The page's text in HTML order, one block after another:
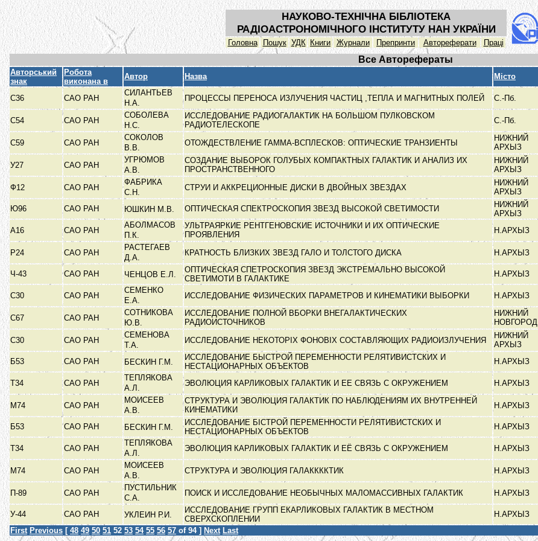
НАУКОВО-ТЕХНІЧНА БІБЛІОТЕКА
РАДІОАСТРОНОМІЧНОГО ІНСТИТУТУ НАН УКРАЇНИ
Головна Пошук УДК Книги Журнали Препринти Автореферати Праці
Все Авторефераты
Авторський
знак
Робота
виконана в
Автор Назва Місто
С36
САО РАН
СИЛАНТЬЕВ
Н.А.
ПРОЦЕССЫ ПЕРЕНОСА ИЗЛУЧЕНИЯ ЧАСТИЦ ,ТЕПЛА И МАГНИТНЫХ ПОЛЕЙ С.-Пб.
С54 САО РАН
СОБОЛЕВА
Н.С.
ИССЛЕДОВАНИЕ РАДИОГАЛАКТИК НА БОЛЬШОМ ПУЛКОВСКОМ
РАДИОТЕЛЕСКОПЕ
С.-Пб.
С59 САО РАН
СОКОЛОВ
В.В.
ОТОЖДЕСТВЛЕНИЕ ГАММА-ВСПЛЕСКОВ: ОПТИЧЕСКИЕ ТРАНЗИЕНТЫ
НИЖНИЙ
АРХЫЗ
У27 САО РАН
УГРЮМОВ
А.В.
СОЗДАНИЕ ВЫБОРОК ГОЛУБЫХ КОМПАКТНЫХ ГАЛАКТИК И АНАЛИЗ ИХ
ПРОСТРАНСТВЕННОГО
НИЖНИЙ
АРХЫЗ
Ф12 САО РАН
ФАБРИКА
С.Н.
СТРУИ И АККРЕЦИОННЫЕ ДИСКИ В ДВОЙНЫХ ЗВЕЗДАХ
НИЖНИЙ
АРХЫЗ
Ю96 САО РАН ЮШКИН М.В. ОПТИЧЕСКАЯ СПЕКТРОСКОПИЯ ЗВЕЗД ВЫСОКОЙ СВЕТИМОСТИ
НИЖНИЙ
АРХЫЗ
А16 САО РАН
АБОЛМАСОВ
П.К.
УЛЬТРАЯРКИЕ РЕНТГЕНОВСКИЕ ИСТОЧНИКИ И ИХ ОПТИЧЕСКИЕ
ПРОЯВЛЕНИЯ
Н.АРХЫЗ
Р24 САО РАН
РАСТЕГАЕВ
Д.А.
КРАТНОСТЬ БЛИЗКИХ ЗВЕЗД ГАЛО И ТОЛСТОГО ДИСКА Н.АРХЫЗ
Ч-43 САО РАН ЧЕНЦОВ Е.Л.
ОПТИЧЕСКАЯ СПЕТРОСКОПИЯ ЗВЕЗД ЭКСТРЕМАЛЬНО ВЫСОКОЙ
СВЕТИМОТИ В ГАЛАКТИКЕ
Н.АРХЫЗ
С30 САО РАН
СЕМЕНКО
Е.А.
ИССЛЕДОВАНИЕ ФИЗИЧЕСКИХ ПАРАМЕТРОВ И КИНЕМАТИКИ ВЫБОРКИ Н.АРХЫЗ
С67 САО РАН
СОТНИКОВА
Ю.В.
ИССЛЕДОВАНИЕ ПОЛНОЙ ВБОРКИ ВНЕГАЛАКТИЧЕСКИХ
РАДИОИСТОЧНИКОВ
НИЖНИЙ
НОВГОРОД
С30 САО РАН
СЕМЕНОВА
Т.А.
ИССЛЕДОВАНИЕ НЕКОТОРІХ ФОНОВІХ СОСТАВЛЯЮЩИХ РАДИОИЗЛУЧЕНИЯ
НИЖНИЙ
АРХЫЗ
Б53 САО РАН БЕСКИН Г.М.
ИССЛЕДОВАНИЕ БЫСТРОЙ ПЕРЕМЕННОСТИ РЕЛЯТИВИСТСКИХ И
НЕСТАЦИОНАРНЫХ ОБЪЕКТОВ
Н.АРХЫЗ
Т34 САО РАН
ТЕПЛЯКОВА
А.Л.
ЭВОЛЮЦИЯ КАРЛИКОВЫХ ГАЛАКТИК И ЕЕ СВЯЗЬ С ОКРУЖЕНИЕМ Н.АРХЫЗ
М74 САО РАН
МОИСЕЕВ
А.В.
СТРУКТУРА И ЭВОЛЮЦИЯ ГАЛАКТИК ПО НАБЛЮДЕНИЯМ ИХ ВНУТРЕННЕЙ
КИНЕМАТИКИ
Н.АРХЫЗ
Б53 САО РАН БЕСКИН Г.М.
ИССЛЕДОВАНИЕ БІСТРОЙ ПЕРЕМЕННОСТИ РЕЛЯТИВИСТСКИХ И
НЕСТАЦИОНАРНЫХ ОБЪЕКТОВ
Н.АРХЫЗ
Т34 САО РАН
ТЕПЛЯКОВА
А.Л.
ЭВОЛЮЦИЯ КАРЛИКОВЫХ ГАЛАКТИК И ЕЁ СВЯЗЬ С ОКРУЖЕНИЕМ Н.АРХЫЗ
М74 САО РАН
МОИСЕЕВ
А.В.
СТРУКТУРА И ЭВОЛЮЦИЯ ГАЛАККККТИК Н.АРХЫЗ
П-89 САО РАН
ПУСТИЛЬНИК
С.А.
ПОИСК И ИССЛЕДОВАНИЕ НЕОБЫЧНЫХ МАЛОМАССИВНЫХ ГАЛАКТИК Н.АРХЫЗ
У-44 САО РАН УКЛЕИН Р.И.
ИССЛЕДОВАНИЕ ГРУПП ЕКАРЛИКОВЫХ ГАЛАКТИК В МЕСТНОМ
СВЕРХСКОПЛЕНИИ
Н.АРХЫЗ
First Previous [ 48 49 50 51 52 53 54 55 56 57 of 94 ] Next Last